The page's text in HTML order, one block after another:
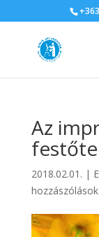
Az
2018.02.01. |
hozzászólások